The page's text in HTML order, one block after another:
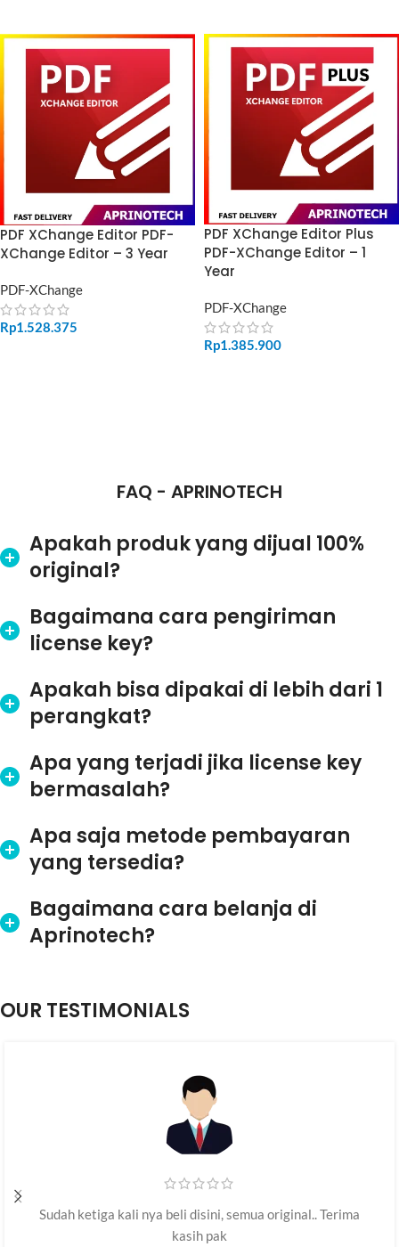
PDF XChange Editor PDF-
XChange Editor – 3 Year
PDF-XChange
Rp1.528.375
PDF XChange Editor Plus
PDF-XChange Editor – 1
Year
PDF-XChange
Rp1.385.900
FAQ - APRINOTECH
Apakah produk yang dijual 100%
original?
Bagaimana cara pengiriman
license key?
Apakah bisa dipakai di lebih dari 1
perangkat?
Apa yang terjadi jika license key
bermasalah?
Apa saja metode pembayaran
yang tersedia?
Bagaimana cara belanja di
Aprinotech?
OUR TESTIMONIALS
Sudah ketiga kali nya beli disini, semua original.. Terima
kasih pak